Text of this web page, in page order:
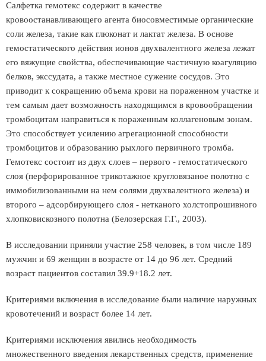
Салфетка гемотекс содержит в качестве
кровоостанавливающего агента биосовместимые органические
соли железа, такие как глюконат и лактат железа. В основе
гемостатического действия ионов двухвалентного железа лежат
его вяжущие свойства, обеспечивающие частичную коагуляцию
белков, экссудата, а также местное сужение сосудов. Это
приводит к сокращению объема крови на пораженном участке и
тем самым дает возможность находящимся в кровообращении
тромбоцитам направиться к пораженным коллагеновым зонам.
Это способствует усилению агрегационной способности
тромбоцитов и образованию рыхлого первичного тромба.
Гемотекс состоит из двух слоев – первого - гемостатического
слоя (перфорированное трикотажное кругловязаное полотно с
иммобилизованными на нем солями двухвалентного железа) и
второго – адсорбирующего слоя - нетканого холстопрошивного
хлопковискозного полотна (Белозерская Г.Г., 2003).
В исследовании приняли участие 258 человек, в том числе 189
мужчин и 69 женщин в возрасте от 14 до 96 лет. Средний
возраст пациентов составил 39.9+18.2 лет.
Критериями включения в исследование были наличие наружных
кровотечений и возраст более 14 лет.
Критериями исключения явились необходимость
множественного введения лекарственных средств, применение